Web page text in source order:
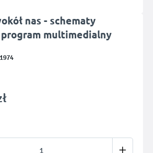
nas - schematy
program multimedialny
Wprowadź żądaną ilość